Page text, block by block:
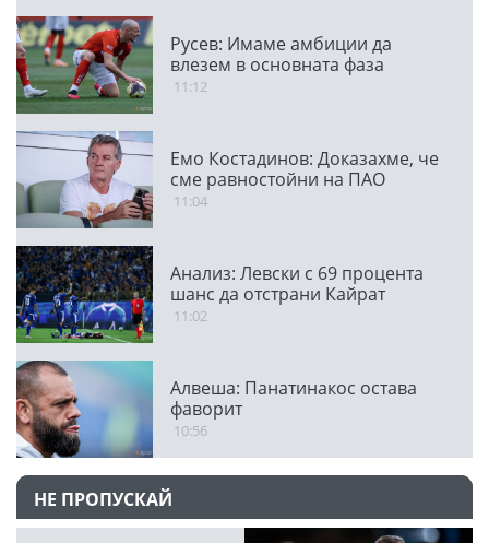
Русев: Имаме амбиции да
влезем в основната фаза
11:12
Емо Костадинов: Доказахме, че
сме равностойни на ПАО
11:04
Анализ: Левски с 69 процента
шанс да отстрани Кайрат
11:02
Алвеша: Панатинакос остава
фаворит
10:56
НЕ ПРОПУСКАЙ